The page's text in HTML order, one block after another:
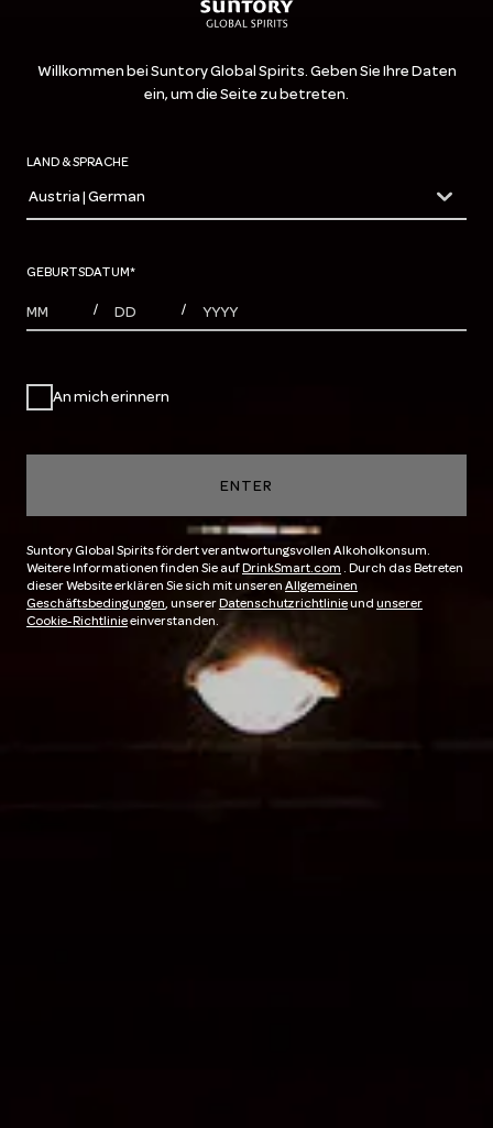
Willkommen bei Suntory Global Spirits. Geben Sie Ihre Daten
ein, um die Seite zu betreten.
LAND & SPRACHE
countryDropdown
Austria | German
GEBURTSDATUM*
MONTHS
/ DAYS / YEAR
An mich erinnern
ENTER
Suntory Global Spirits fördert verantwortungsvollen Alkoholkonsum.
Weitere Informationen finden Sie aufDrinkSmart.com . Durch das Betreten
dieser Website erklären Sie sich mit unseren Allgemeinen
Geschäftsbedingungen, unsererDatenschutzrichtlinieund unserer
Cookie-Richtlinieeinverstanden.